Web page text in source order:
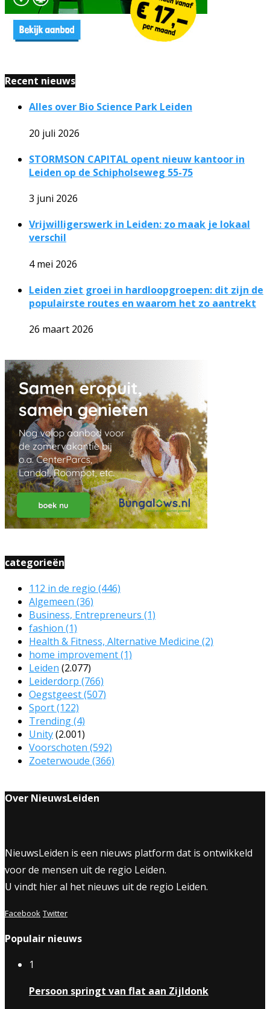
Recent nieuws
Alles over Bio Science Park Leiden
20 juli 2026
STORMSON CAPITAL opent nieuw kantoor in
Leiden op de Schipholseweg 55-75
3 juni 2026
Vrijwilligerswerk in Leiden: zo maak je lokaal
verschil
4 mei 2026
Leiden ziet groei in hardloopgroepen: dit zijn de
populairste routes en waarom het zo aantrekt
26 maart 2026
categorieën
112 in de regio (446)
Algemeen (36)
Business, Entrepreneurs (1)
fashion (1)
Health & Fitness, Alternative Medicine (2)
home improvement(1)
Leiden (2.077)
Leiderdorp (766)
Oegstgeest(507)
Sport(122)
Trending(4)
Unity(2.001)
Voorschoten (592)
Zoeterwoude (366)
Over NieuwsLeiden
NieuwsLeiden is een nieuws platform dat is ontwikkeld
voor de mensen uit de regio Leiden.
U vindt hier al het nieuws uit de regio Leiden.
Facebook Twitter
Populair nieuws
1
Persoon springt van flat aan Zijldonk